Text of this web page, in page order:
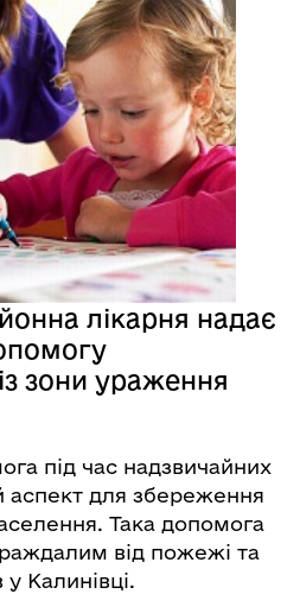
лікарня надає
зони ураження
під час надзвичайних
аспект для збереження
Така допомога
від пожежі та
у Калинівці.